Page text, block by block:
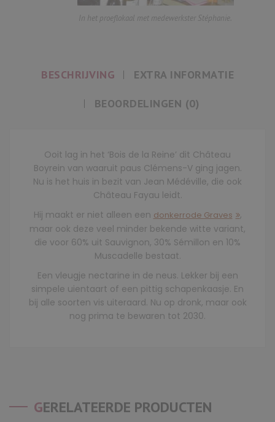
In het proeflokaal met medewerkster Stéphanie.
BESCHRIJVING EXTRA INFORMATIE
BEOORDELINGEN (0)
Ooit lag in het ‘Bois de la Reine’ dit Château
Boyrein van waaruit paus Clémens-V ging jagen.
Nu is het huis in bezit van Jean Médéville, die ook
Château Fayau leidt.
Hij maakt er niet alleen een donkerrode Graves
,
maar ook deze veel minder bekende witte variant,
die voor 60% uit Sauvignon, 30% Sémillon en 10%
Muscadelle bestaat.
Een vleugje nectarine in de neus. Lekker bij een
simpele uientaart of een pittig schapenkaasje. En
bij alle soorten vis uiteraard. Nu op dronk, maar ook
nog prima te bewaren tot 2030.
GERELATEERDE PRODUCTEN